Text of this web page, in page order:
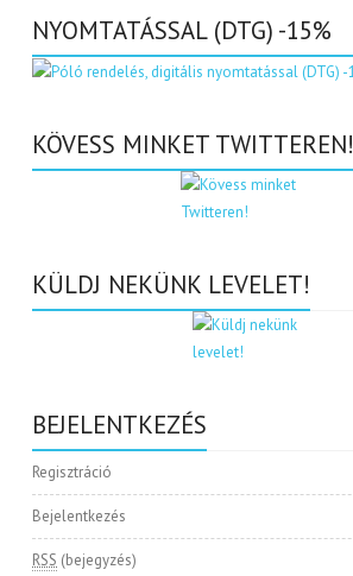
NYOMTATÁSSAL (DTG) -15%
KÖVESS MINKET TWITTEREN!
KÜLDJ NEKÜNK LEVELET!
BEJELENTKEZÉS
Regisztráció
Bejelentkezés
RSS (bejegyzés)